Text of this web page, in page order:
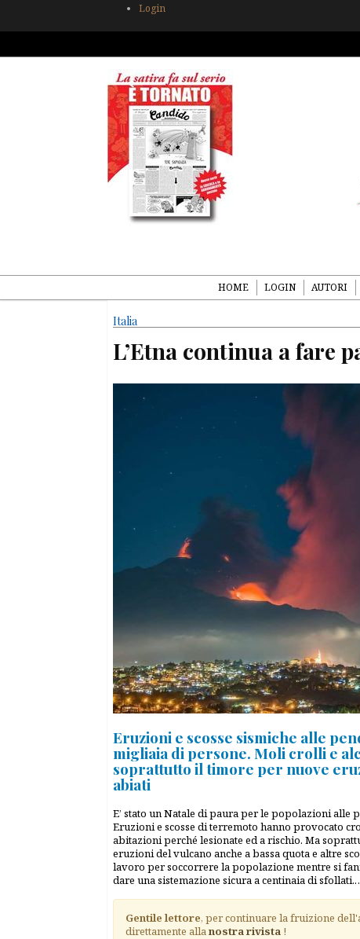
Login
HOME LOGIN AUTORI
Italia
L’Etna continua a fare
Eruzioni e scosse sismiche alle
migliaia di persone. Moli crolli e
soprattutto il timore per nuove
abiati
E’ stato un Natale di paura per le popolazioni alle
Eruzioni e scosse di terremoto hanno provocato
abitazioni perché lesionate ed a rischio. Ma
eruzioni del vulcano anche a bassa quota e altre
lavoro per soccorrere la popolazione mentre si
dare una sistemazione sicura a centinaia di
Gentile lettore, per continuare la fruizione
direttamente allanostra rivista !